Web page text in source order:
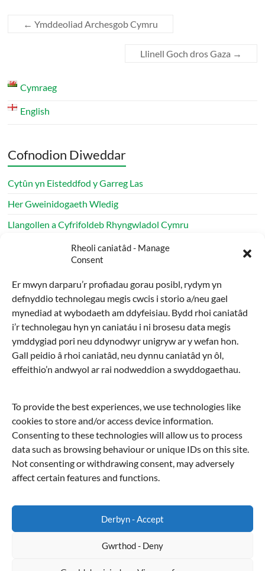
Rheoli caniatâd - Manage
Consent
Er mwyn darparu’r profiadau gorau posibl, rydym yn
defnyddio technolegau megis cwcis i storio a/neu gael
mynediad at wybodaeth am ddyfeisiau. Bydd rhoi caniatâd
i’r technolegau hyn yn caniatáu i ni brosesu data megis
ymddygiad pori neu ddynodwyr unigryw ar y wefan hon.
Gall peidio â rhoi caniatâd, neu dynnu caniatâd yn ôl,
effeithio’n andwyol ar rai nodweddion a swyddogaethau.
To provide the best experiences, we use technologies like
cookies to store and/or access device information.
Consenting to these technologies will allow us to process
data such as browsing behaviour or unique IDs on this site.
Not consenting or withdrawing consent, may adversely
affect certain features and functions.
Derbyn - Accept
Gwrthod - Deny
← Ymddeoliad Archesgob Cymru
Llinell Goch dros Gaza →
Cymraeg
English
Cofnodion Diweddar
Cytûn yn Eisteddfod y Garreg Las
Her Gweinidogaeth Wledig
Llangollen a Cyfrifoldeb Rhyngwladol Cymru
Apêl Daeargryn Venezuela Diweddariad Cytûn
Rhaglen haf Cytûn yn parhau ledled Cymru
Archif
Archif
Chwilio Chwilio
Cymraeg
English